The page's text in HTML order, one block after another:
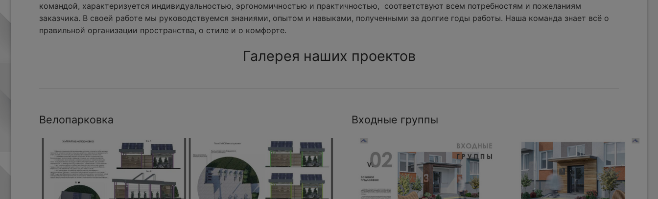
командой, характеризуется индивидуальностью, эргономичностью и практичностью, соответствуют всем потребностям и пожеланиям
заказчика. В своей работе мы руководствуемся знаниями, опытом и навыками, полученными за долгие годы работы. Наша команда знает всё о
правильной организации пространства, о стиле и о комфорте.
Галерея наших проектов
Велопарковка Входные группы